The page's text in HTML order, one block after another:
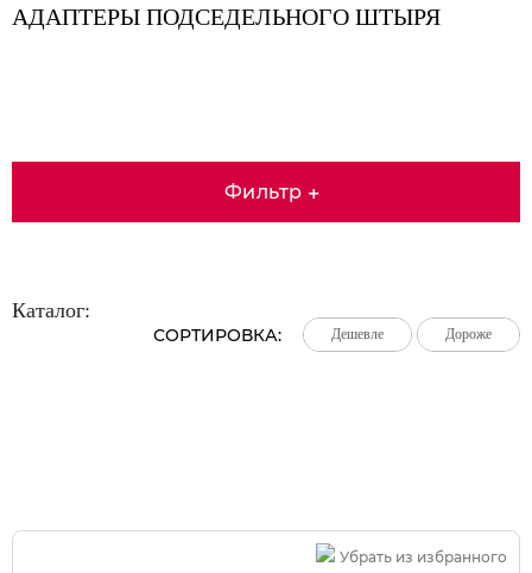
АДАПТЕРЫ ПОДСЕДЕЛЬНОГО ШТЫРЯ
Фильтр +
Каталог:
СОРТИРОВКА: Дешевле
Дешевле
Дешевле Дороже
Дороже
Дороже
Убрать из избранного